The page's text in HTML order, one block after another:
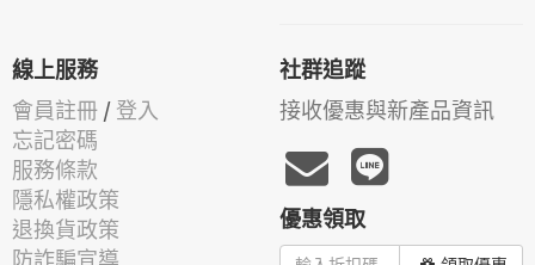
線上服務
會員註冊 / 登入
忘記密碼
服務條款
隱私權政策
退換貨政策
社群追蹤
接收優惠與新產品資訊
優惠領取